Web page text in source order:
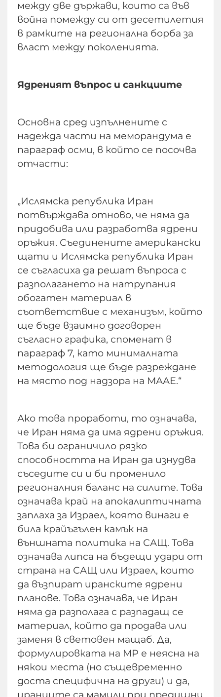
между две държави, които са във
война помежду си от десетилетия
в рамките на регионална борба за
власт между поколенията.
Ядреният въпрос и санкциите
Основна сред изпълнените с
надежда части на меморандума е
параграф осми, в който се посочва
отчасти:
„Ислямска република Иран
потвърждава отново, че няма да
придобива или разработва ядрени
оръжия. Съединените американски
щати и Ислямска република Иран
се съгласиха да решат въпроса с
разполагането на натрупания
обогатен материал в
съответствие с механизъм, който
ще бъде взаимно договорен
съгласно графика, споменат в
параграф 7, като минималната
методология ще бъде разреждане
на място под надзора на МААЕ.“
Ако това проработи, то означава,
че Иран няма да има ядрени оръжия.
Това би ограничило рязко
способността на Иран да изнудва
съседите си и би променило
регионалния баланс на силите. Това
означава край на апокалиптичната
заплаха за Израел, която винаги е
била крайъгълен камък на
външната политика на САЩ. Това
означава липса на бъдещи удари от
страна на САЩ или Израел, които
да възпират иранските ядрени
планове. Това означава, че Иран
няма да разполага с разпадащ се
материал, който да продава или
заменя в световен мащаб. Да,
формулировката на МР е неясна на
някои места (но същевременно
доста специфична на други) и да,
иранците са мамили при предишни